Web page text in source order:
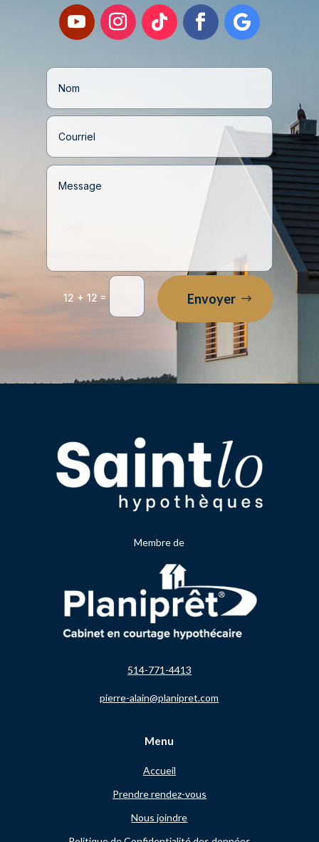
12 + 12 = Envoyer
Membre de
514-771-4413
pierre-alain@planipret.com
Menu
Accueil
Prendre rendez-vous
Nous joindre